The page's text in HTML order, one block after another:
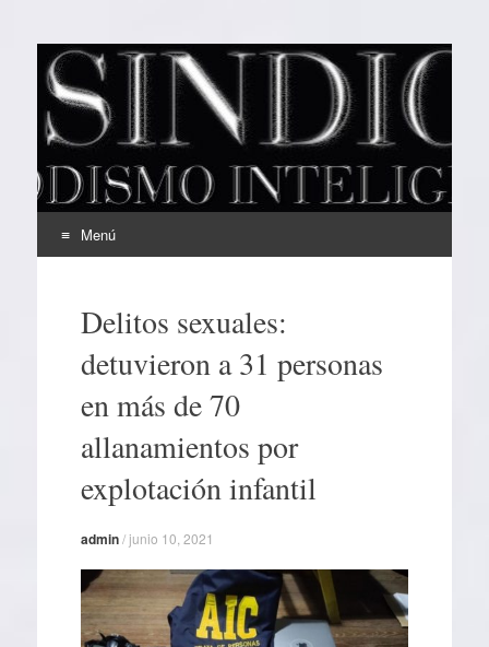
EL SINDICAL
Periodismo Inteligente
Menú
contenidoDelitos sexuales:
detuvieron a 31 personas
en más de 70
allanamientos por
explotación infantil
admin/junio 10, 2021